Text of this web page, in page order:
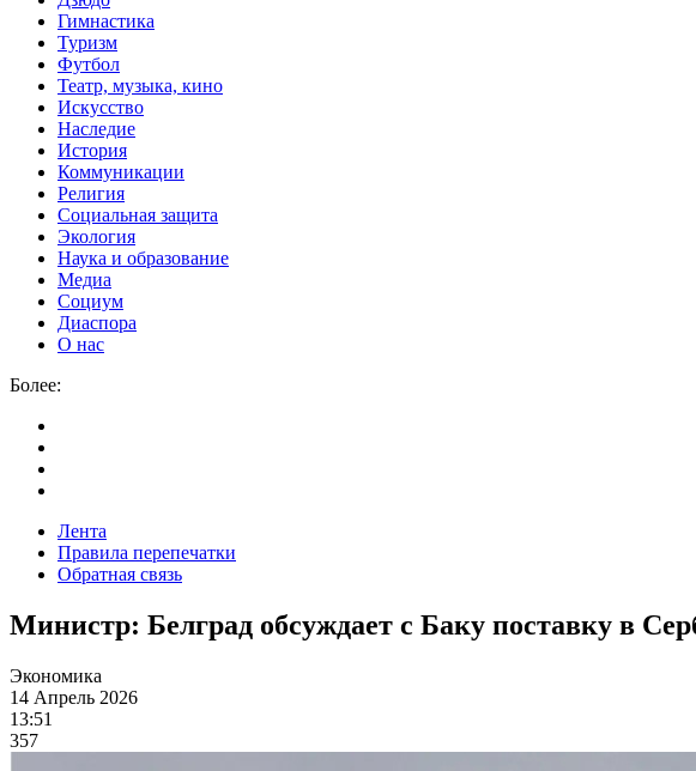
Гимнастика
Туризм
Футбол
Театр, музыка, кино
Искусство
Наследие
История
Коммуникации
Религия
Социальная защита
Экология
Наука и образование
Медиа
Социум
Диаспора
О нас
Более:
Лента
Правила перепечатки
Обратная связь
Министр: Белград обсуждает с Баку поставку в
Экономика
14 Апрель 2026
13:51
357